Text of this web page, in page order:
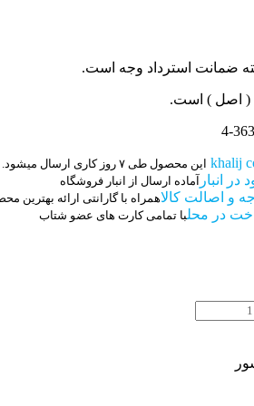
ضمانت استرداد وجه است.
( اصل ) است.
khalij این محصول طی ۷ روز کاری ارسال میشود.
در انبار آماده ارسال از انبار فروشگاه
و اصالت کالاهمراه با گارانتی ارائه بهترین
در محلبا تمامی کارت های عضو شتاب